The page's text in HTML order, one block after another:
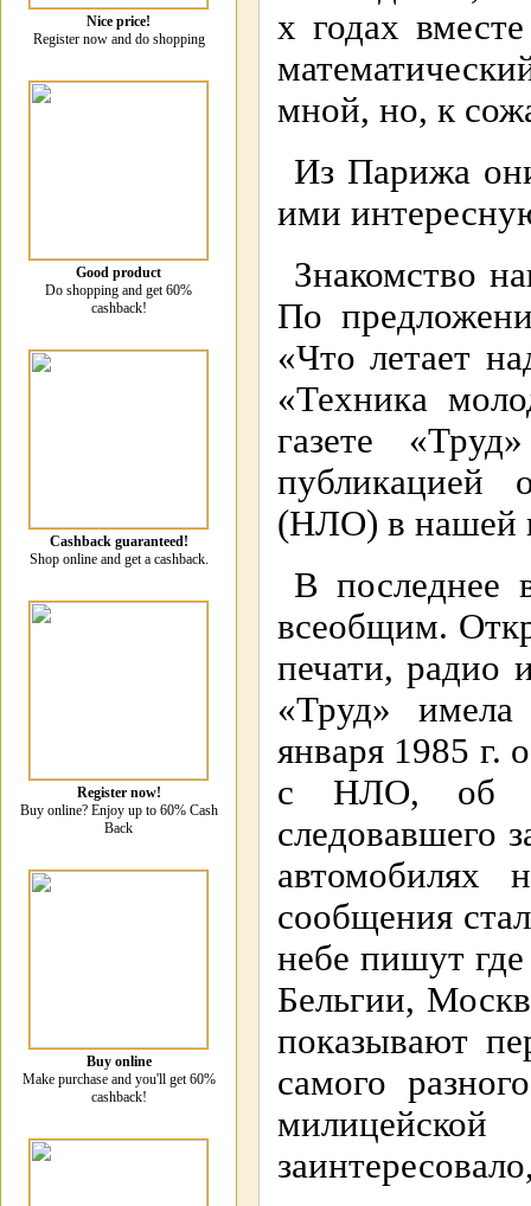
х годах
мной, но, к
Из Парижа
ими
Знакомство
По
«Что летает
«Техника
газете
публикацией
(НЛО) в нашей
В последнее
всеобщим.
печати, радио
«Труд»
января 1985 г.
с НЛО, об
следовавшего
сообщения
небе пишут
Бельгии,
показывают
самого
Nice price!
Register now and do shopping
Good product
Do shopping and get 60%
cashback!
Cashback guaranteed!
Shop online and get a cashback.
Register now!
Buy online? Enjoy up to 60% Cash
Back
Buy online
Make purchase and you'll get 60%
cashback!